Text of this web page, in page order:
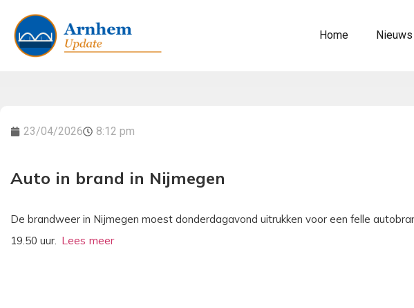
Home Nieuws
23/04/2026 8:12 pm
Auto in brand in Nijmegen
De brandweer in Nijmegen moest donderdagavond uitrukken voor een felle
19.50 uur.